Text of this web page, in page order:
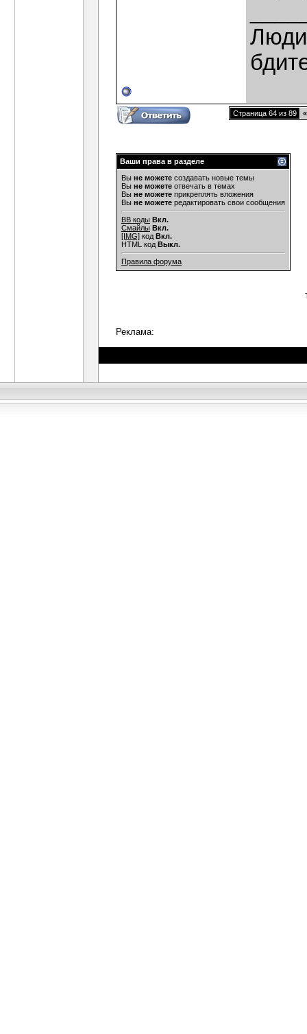
Страница 64 из 89 «
Ваши права в разделе
Вы не можете создавать новые темы
Вы не можете отвечать в темах
Вы не можете прикреплять вложения
Вы не можете редактировать свои сообщения
BB коды Вкл.
Смайлы Вкл.
[IMG] код Вкл.
HTML код Выкл.
Правила форума
Реклама: